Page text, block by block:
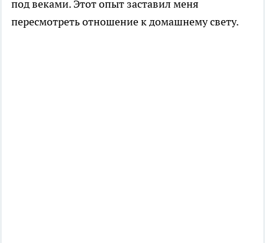
под веками. Этот опыт заставил меня
пересмотреть отношение к домашнему свету.